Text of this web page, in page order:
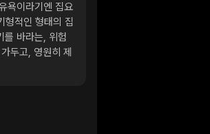
욕이라기엔 집요
형적인 형태의 집
를 바라는, 위험
두고, 영원히 제